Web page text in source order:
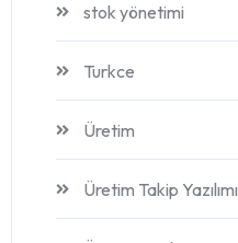
stok yönetimi
Turkce
Üretim
Üretim Takip Yazılımı